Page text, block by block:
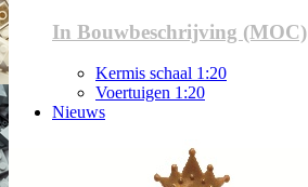
In Bouwbeschrijving (MOC)
Kermis schaal 1:20
Voertuigen 1:20
Nieuws